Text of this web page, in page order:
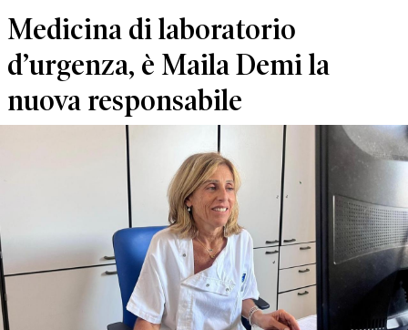
Medicina di laboratorio
d’urgenza, è Maila Demi la
nuova responsabile